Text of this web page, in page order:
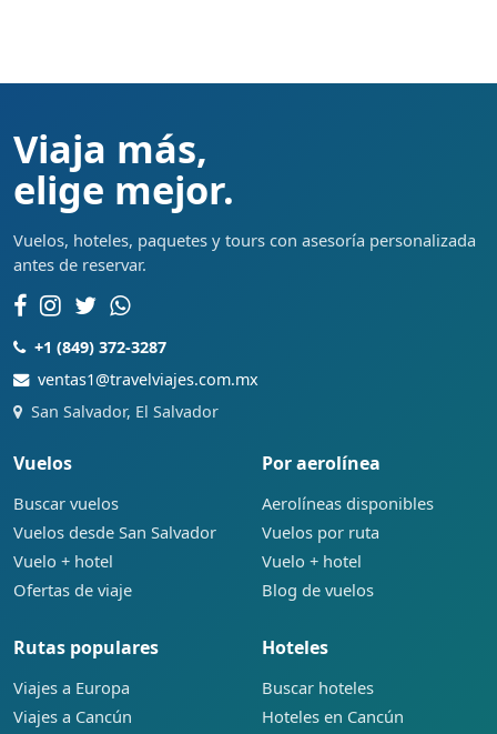
Viaja más,
elige mejor.
Vuelos, hoteles, paquetes y tours con asesoría personalizada
antes de reservar.
+1 (849) 372-3287
ventas1@travelviajes.com.mx
San Salvador, El Salvador
Vuelos
Buscar vuelos
Vuelos desde San Salvador
Vuelo + hotel
Ofertas de viaje
Por aerolínea
Aerolíneas disponibles
Vuelos por ruta
Vuelo + hotel
Blog de vuelos
Rutas populares
Viajes a Europa
Viajes a Cancún
Hoteles
Buscar hoteles
Hoteles en Cancún